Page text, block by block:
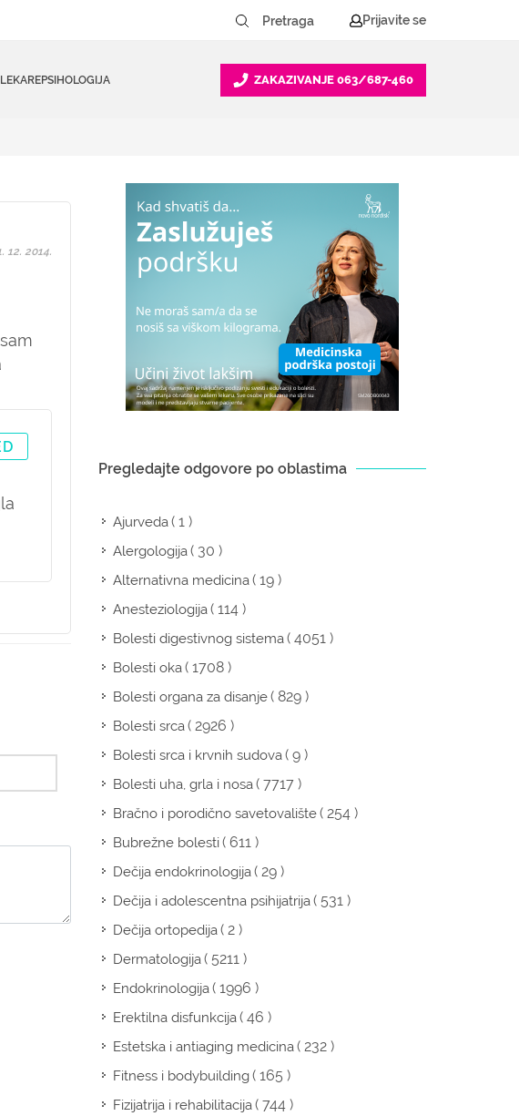
Prijavite se
PSIHOLOGIJA ZAKAZIVANJE 063/687-460
12. 2014.
Pregledajte odgovore po oblastima
Ajurveda( 1 )
Alergologija( 30 )
Alternativna medicina( 19 )
Anesteziologija( 114 )
Bolesti digestivnog sistema( 4051 )
Bolesti oka( 1708 )
Bolesti organa za disanje( 829 )
Bolesti srca( 2926 )
Bolesti srca i krvnih sudova( 9 )
Bolesti uha, grla i nosa( 7717 )
Bračno i porodično savetovalište( 254 )
Bubrežne bolesti( 611 )
Dečija endokrinologija( 29 )
Dečija i adolescentna psihijatrija( 531 )
Dečija ortopedija( 2 )
Dermatologija( 5211 )
Endokrinologija( 1996 )
Erektilna disfunkcija( 46 )
Estetska i antiaging medicina( 232 )
Fitness i bodybuilding( 165 )
Fizijatrija i rehabilitacija( 744 )